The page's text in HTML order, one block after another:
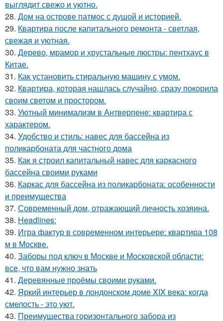
выглядит свежо и уютно.
28. Дом на острове патмос с душой и историей.
29. Квартира после капитального ремонта - светлая,
свежая и уютная.
30. Дерево, мрамор и хрустальные люстры: пентхаус в
Китае.
31. Как установить стиральную машину с умом.
32. Квартира, которая нашлась случайно, сразу покорила
своим светом и простором.
33. Уютный минимализм в Антверпене: квартира с
характером.
34. Удобство и стиль: навес для бассейна из
поликарбоната для частного дома
35. Как я строил капитальный навес для каркасного
бассейна своими руками
36. Каркас для бассейна из поликарбоната: особенности
и преимущества
37. Современный дом, отражающий личность хозяина.
38. Headlines:
39. Игра фактур в современном интерьере: квартира 108
м в Москве.
40. Заборы под ключ в Москве и Московской области:
все, что вам нужно знать
41. Деревянные проёмы своими руками.
42. Яркий интерьер в лондонском доме XIX века: когда
смелость - это уют.
43. Преимущества горизонтального забора из